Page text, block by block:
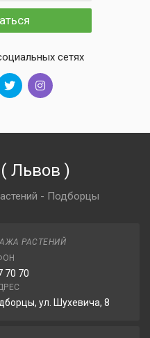
сетях
( Львов )
- Подборцы
РАСТЕНИЙ
70 70
ул. Шухевича, 8